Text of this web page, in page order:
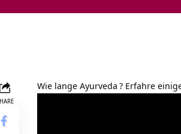
Wie lange Ayurveda ? Erfahre